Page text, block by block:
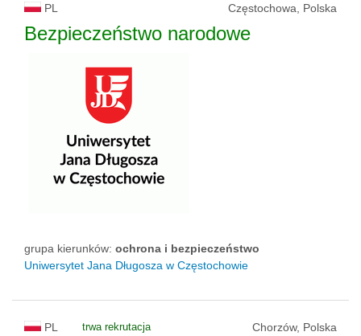
PL Częstochowa, Polska
Bezpieczeństwo narodowe
grupa kierunków: ochrona i bezpieczeństwo
Uniwersytet Jana Długosza w Częstochowie
PL trwa rekrutacja Chorzów, Polska